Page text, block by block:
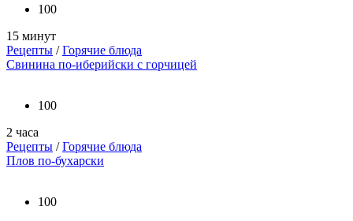
100
15 минут
Рецепты /Горячие блюда
Свинина по-иберийски с горчицей
100
2 часа
Рецепты /Горячие блюда
Плов по-бухарски
100